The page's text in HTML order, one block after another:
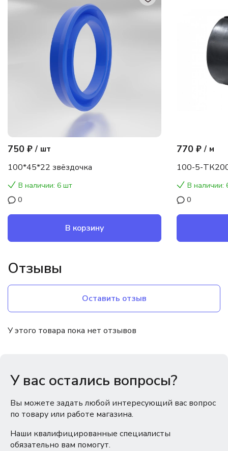
750 ₽ / шт
100*45*22 звёздочка
В наличии: 6 шт
0
В корзину
770 ₽ / м
100-5-
В наличии:
0
Отзывы
Оставить отзыв
У этого товара пока нет отзывов
У вас остались вопросы?
Вы можете задать любой интересующий вас вопрос
по товару или работе магазина.
Наши квалифицированные специалисты
обязательно вам помогут.